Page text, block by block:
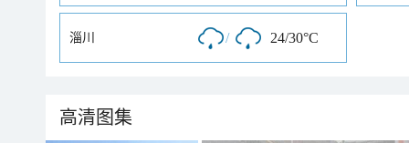
淄川 / 24/30°C
高清图集